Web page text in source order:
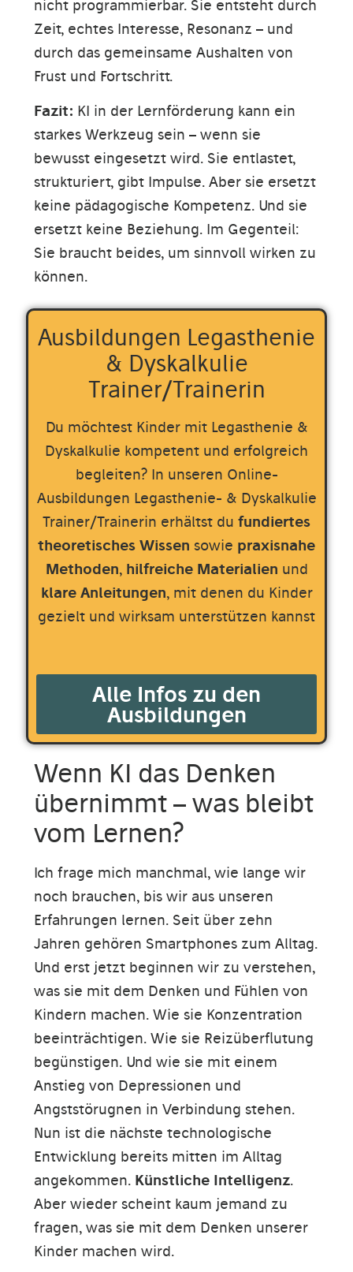
nicht programmierbar. Sie entsteht durch
Zeit, echtes Interesse, Resonanz – und
durch das gemeinsame Aushalten von
Frust und Fortschritt.
Fazit: KI in der Lernförderung kann ein
starkes Werkzeug sein – wenn sie
bewusst eingesetzt wird. Sie entlastet,
strukturiert, gibt Impulse. Aber sie ersetzt
keine pädagogische Kompetenz. Und sie
ersetzt keine Beziehung. Im Gegenteil:
Sie braucht beides, um sinnvoll wirken zu
können.
Ausbildungen Legasthenie
& Dyskalkulie
Trainer/Trainerin
Du möchtest Kinder mit Legasthenie &
Dyskalkulie kompetent und erfolgreich
begleiten? In unseren Online-
Ausbildungen Legasthenie- & Dyskalkulie
Trainer/Trainerin erhältst du fundiertes
theoretisches Wissen sowie praxisnahe
Methoden, hilfreiche Materialien und
klare Anleitungen, mit denen du Kinder
gezielt und wirksam unterstützen kannst
Alle Infos zu den
Ausbildungen
Wenn KI das Denken
übernimmt – was bleibt
vom Lernen?
Ich frage mich manchmal, wie lange wir
noch brauchen, bis wir aus unseren
Erfahrungen lernen. Seit über zehn
Jahren gehören Smartphones zum Alltag.
Und erst jetzt beginnen wir zu verstehen,
was sie mit dem Denken und Fühlen von
Kindern machen. Wie sie Konzentration
beeinträchtigen. Wie sie Reizüberflutung
begünstigen. Und wie sie mit einem
Anstieg von Depressionen und
Angststörugnen in Verbindung stehen.
Nun ist die nächste technologische
Entwicklung bereits mitten im Alltag
angekommen. Künstliche Intelligenz.
Aber wieder scheint kaum jemand zu
fragen, was sie mit dem Denken unserer
Kinder machen wird.